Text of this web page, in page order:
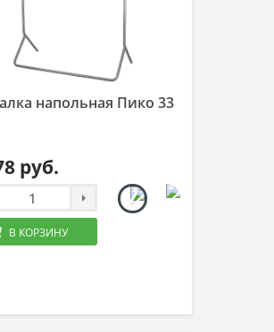
напольная Пико 33
руб.
В КОРЗИНУ